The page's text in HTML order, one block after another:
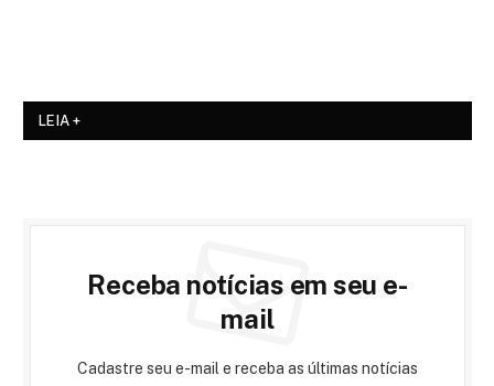
LEIA +
Receba notícias em seu e-
mail
Cadastre seu e-mail e receba as últimas notícias